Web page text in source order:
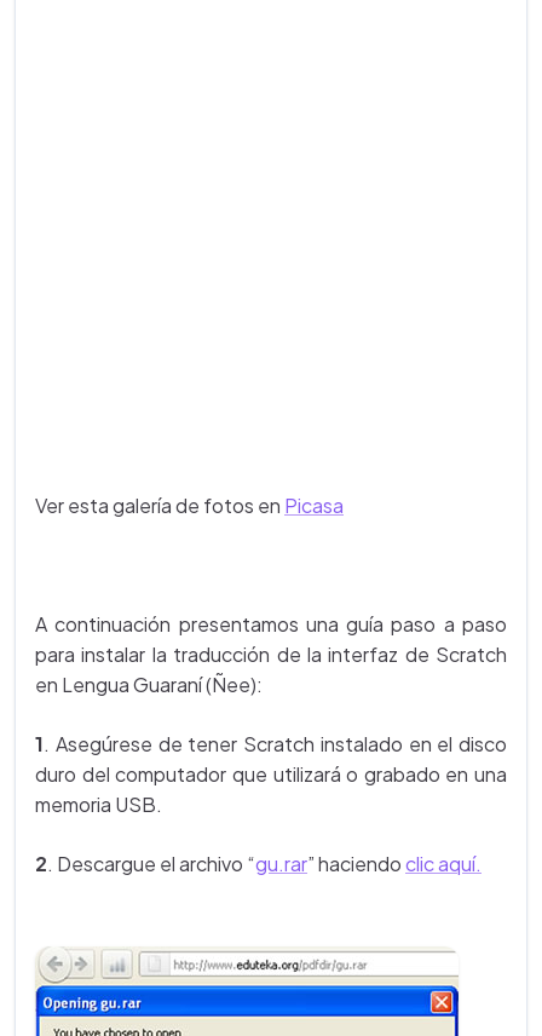
Ver esta galería de fotos en Picasa
A continuación presentamos una guía paso a paso
para instalar la traducción de la interfaz de Scratch
en Lengua Guaraní (Ñee):
1. Asegúrese de tener Scratch instalado en el disco
duro del computador que utilizará o grabado en una
memoria USB.
2. Descargue el archivo “gu.rar” haciendoclic aquí.